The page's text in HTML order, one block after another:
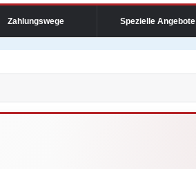
Zahlungswege Spezielle Angebote